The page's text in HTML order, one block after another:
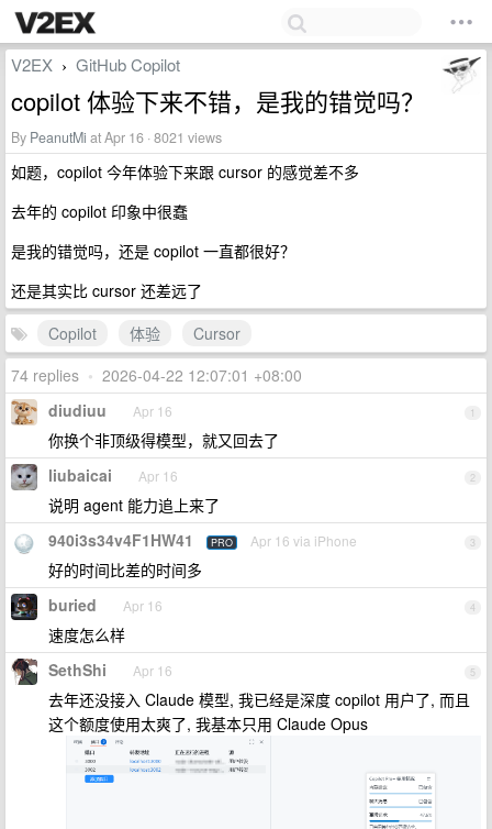
V2EX › GitHub Copilot
copilot 体验下来不错，是我的错觉吗？
By PeanutMi at Apr 16 · 8021 views
如题，copilot 今年体验下来跟 cursor 的感觉差不多
去年的 copilot 印象中很蠢
是我的错觉吗，还是 copilot 一直都很好？
还是其实比 cursor 还差远了
Copilot
体验
Cursor
74 replies • 2026-04-22 12:07:01 +08:00
1
diudiuu Apr 16
你换个非顶级得模型，就又回去了
2
liubaicai Apr 16
说明 agent 能力追上来了
3
940i3s34v4F1HW41 PRO Apr 16 via iPhone
好的时间比差的时间多
4
buried Apr 16
速度怎么样
5
SethShi Apr 16
去年还没接入 Claude 模型, 我已经是深度 copilot 用户了, 而且
这个额度使用太爽了, 我基本只用 Claude Opus